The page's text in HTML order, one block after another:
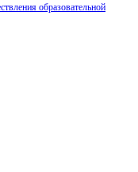
образовательной